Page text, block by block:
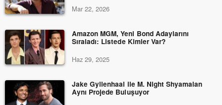
Mar 22, 2026
Amazon MGM, Yeni Bond Adaylarını
Sıraladı: Listede Kimler Var?
Haz 29, 2025
Jake Gyllenhaal ile M. Night Shyamalan
Aynı Projede Buluşuyor